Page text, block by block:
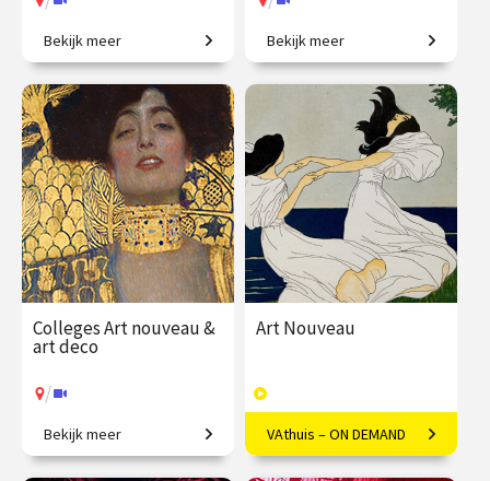
Vrouwen in de
kunstgeschiedenis, van
Judith Leyster tot Nan
Goldin.
€ 345.00
vanaf 21
sep.
/ Op locatie of online
Bekijk meer
Griekse en Romeinse goden
bewijzen hun
onsterfelijkheid.
€ 345.00
vanaf 22
sep.
/ Op locatie of online
Bekijk meer
Colleges Art nouveau &
art deco
/
Restyling van de wereld.
Bekijk meer
Art Nouveau
Vloeiende vernieuwing in
Europa
VAthuis – ON DEMAND